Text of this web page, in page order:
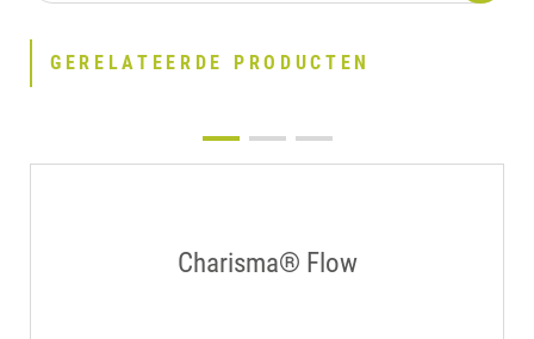
GERELATEERDE PRODUCTEN
Charisma® Flow